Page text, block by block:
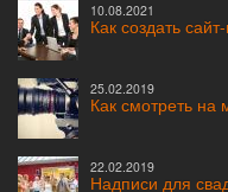
10.08.2021
Как создать
25.02.2019
Как смотреть на
22.02.2019
Надписи для